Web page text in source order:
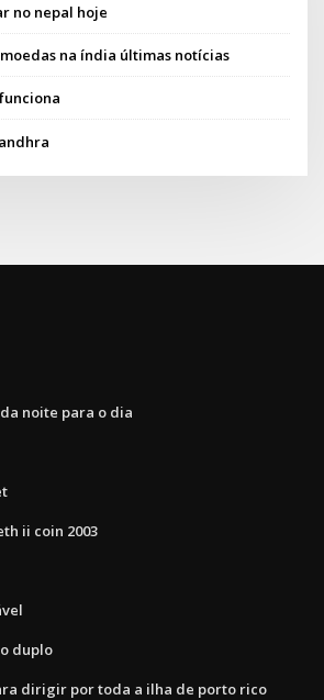
no nepal hoje
na índia últimas notícias
noite para o dia
ii coin 2003
duplo
dirigir por toda a ilha de porto rico